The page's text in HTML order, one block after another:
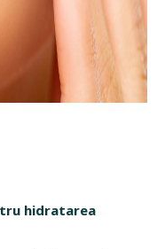
hidratarea